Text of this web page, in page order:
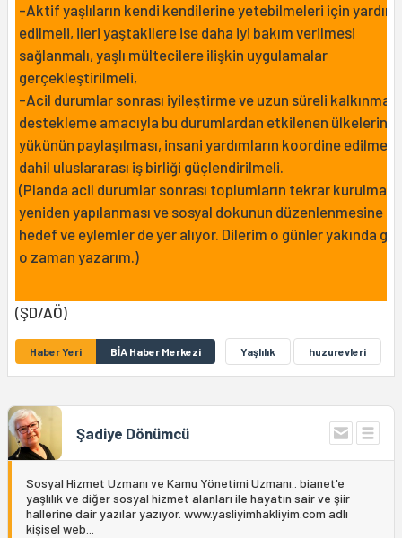
-Aktif yaşlıların kendi kendilerine yetebilmeleri için yardım
edilmeli, ileri yaştakilere ise daha iyi bakım verilmesi
sağlanmalı, yaşlı mültecilere ilişkin uygulamalar
gerçekleştirilmeli,
-Acil durumlar sonrası iyileştirme ve uzun süreli kalkınmayı
destekleme amacıyla bu durumlardan etkilenen ülkelerin
yükünün paylaşılması, insani yardımların koordine edilmesi
dahil uluslararası iş birliği güçlendirilmeli.
(Planda acil durumlar sonrası toplumların tekrar kurulması,
yeniden yapılanması ve sosyal dokunun düzenlenmesine
hedef ve eylemler de yer alıyor. Dilerim o günler yakında
o zaman yazarım.)
(ŞD/AÖ)
Haber Yeri BİA Haber Merkezi Yaşlılık huzurevleri
Şadiye Dönümcü
Sosyal Hizmet Uzmanı ve Kamu Yönetimi Uzmanı.. bianet'e
yaşlılık ve diğer sosyal hizmet alanları ile hayatın sair ve şiir
hallerine dair yazılar yazıyor. www.yasliyimhakliyim.com adlı
kişisel web...